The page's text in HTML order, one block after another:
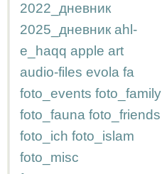
2022_дневник
2025_дневник ahl-
e_haqq apple art
audio-files evola fa
foto_events foto_family
foto_fauna foto_friends
foto_ich foto_islam
foto_misc